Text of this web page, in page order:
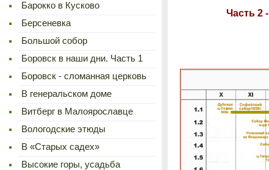
Барокко в Кусково
Берсеневка
Большой собор
Боровск в наши дни. Часть 1
Боровск - сломанная церковь
В генеральском доме
Витберг в Малоярославце
Вологодские этюды
В «Старых садех»
Высокие горы, усадьба
Часть 2 -